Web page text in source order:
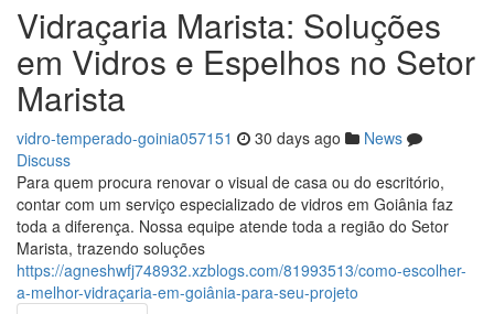
Vidraçaria Marista: Soluções
em Vidros e Espelhos no Setor
Marista
vidro-temperado-goinia057151 30 days ago
News
Discuss
Para quem procura renovar o visual de casa ou do escritório,
contar com um serviço especializado de vidros em Goiânia faz
toda a diferença. Nossa equipe atende toda a região do Setor
Marista, trazendo soluções
https://agneshwfj748932.xzblogs.com/81993513/como-escolher-
a-melhor-vidraçaria-em-goiânia-para-seu-projeto